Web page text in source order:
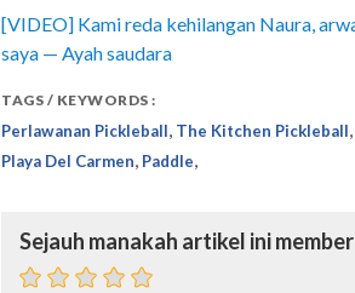
[VIDEO] Kami reda kehilangan Naura,
saya — Ayah saudara
TAGS / KEYWORDS :
Perlawanan Pickleball, The Kitchen Pickleball,
Playa Del Carmen, Paddle,
Sejauh manakah artikel ini